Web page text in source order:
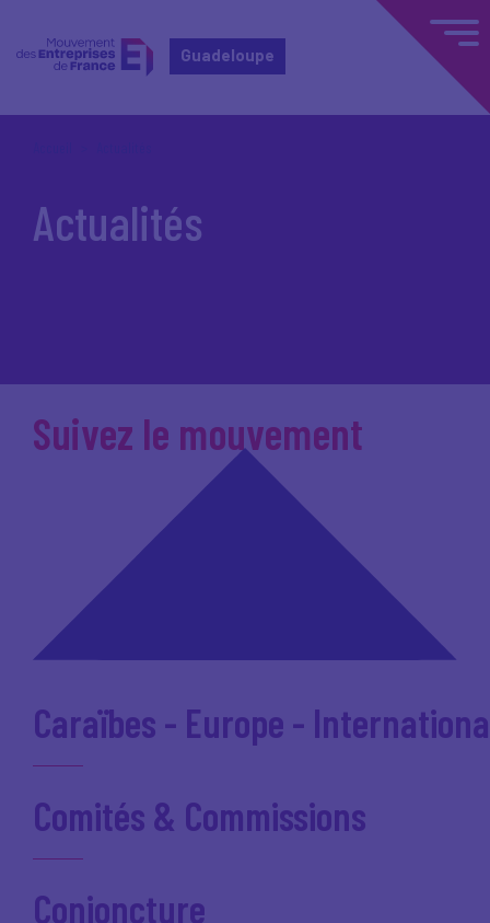
Guadeloupe
Actualités
Suivez le mouvement
Caraïbes - Europe -
Comités & Commissions
Conjoncture